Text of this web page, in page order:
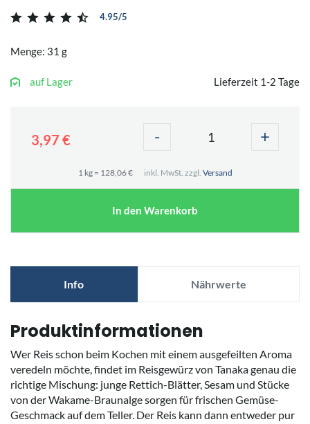
4.95/5
Menge: 31 g
auf Lager Lieferzeit 1-2 Tage
3,97 € - +
1 kg = 128,06 € inkl. MwSt. zzgl. Versand
In den Warenkorb
Info Nährwerte
Produktinformationen
Wer Reis schon beim Kochen mit einem ausgefeilten Aroma
veredeln möchte, findet im Reisgewürz von Tanaka genau die
richtige Mischung: junge Rettich-Blätter, Sesam und Stücke
von der Wakame-Braunalge sorgen für frischen Gemüse-
Geschmack auf dem Teller. Der Reis kann dann entweder pur